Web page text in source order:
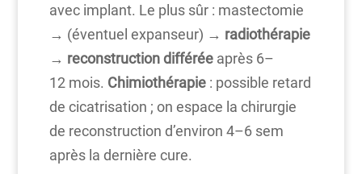
avec implant. Le plus sûr : mastectomie
→ (éventuel expanseur) → radiothérapie
→ reconstruction différéeaprès 6–
12 mois. Chimiothérapie: possible retard
de cicatrisation ; on espace la chirurgie
de reconstruction d’environ 4–6 sem
après la dernière cure.